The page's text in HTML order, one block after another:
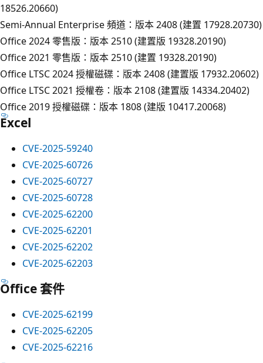
18526.20660)
Semi-Annual Enterprise 頻道：版本 2408 (建置 17928.20730)
Office 2024 零售版：版本 2510 (建置版 19328.20190)
Office 2021 零售版：版本 2510 (建置 19328.20190)
Office LTSC 2024 授權磁碟：版本 2408 (建置版 17932.20602)
Office LTSC 2021 授權卷：版本 2108 (建置版 14334.20402)
Office 2019 授權磁碟：版本 1808 (建版 10417.20068)
Excel
CVE-2025-59240
CVE-2025-60726
CVE-2025-60727
CVE-2025-60728
CVE-2025-62200
CVE-2025-62201
CVE-2025-62202
CVE-2025-62203
Office 套件
CVE-2025-62199
CVE-2025-62205
CVE-2025-62216